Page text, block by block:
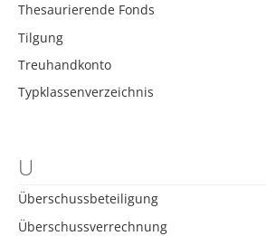
Thesaurierende Fonds
Tilgung
Treuhandkonto
Typklassenverzeichnis
U
Überschussbeteiligung
Überschussverrechnung